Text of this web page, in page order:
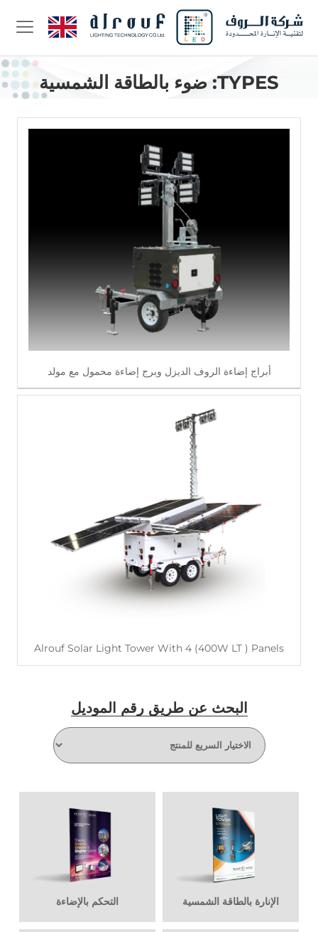
TYPES: ضوء بالطاقة الشمسية
أبراج إضاءة الروف الديزل وبرج إضاءة محمول مع مولد
اقرأ أكثر
Alrouf Solar Light Tower With 4 (400W LT ) Panels
البحث عن طريق رقم الموديل
الإنارة بالطاقة الشمسية التحكم بالإضاءة